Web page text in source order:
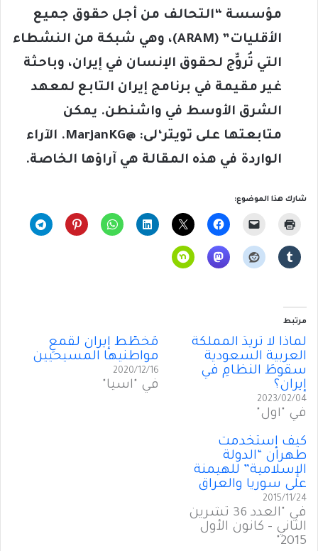
مؤسسة “التحالف من أجل حقوق جميع
الأقليات” (ARAM)، وهي شبكة من النشطاء
التي تُروِّج لحقوق الإنسان في إيران، وباحثة
غير مقيمة في برنامج إيران التابع لمعهد
الشرق الأوسط في واشنطن. يمكن
متابعتها على تويتر‘لى: @MarjanKG. الآراء
الواردة في هذه المقالة هي آراؤها الخاصة.
شارك هذا الموضوع:
مرتبط
لماذا لا تُريدُ المملكة
العربية السعودية
سقوطَ النظامِ في
إيران؟
2023/02/04
في "أول"
مُخَطَّط إيران لقمعِ
مواطنيها المسيحيين
2020/12/16
في "آسيا"
كيف إستخدمت
طهران “الدولة
الإسلامية” للهيمنة
على سوريا والعراق
2015/11/24
في "العدد 36 تشرين
الثاني - كانون الأول
2015"